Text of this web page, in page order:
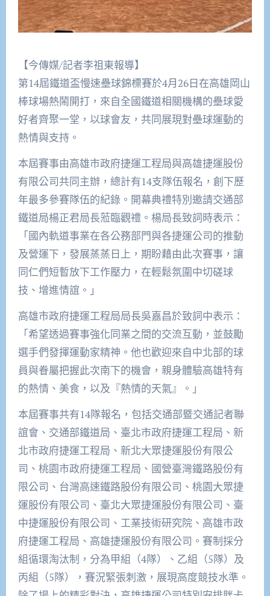
【今傳媒/記者李祖東報導】
第14屆鐵道盃慢速壘球錦標賽於4月26日在高雄岡山
棒球場熱鬧開打，來自全國鐵道相關機構的壘球愛
好者齊聚一堂，以球會友，共同展現對壘球運動的
熱情與支持。
本屆賽事由高雄市政府捷運工程局與高雄捷運股份
有限公司共同主辦，總計有14支隊伍報名，創下歷
年最多參賽隊伍的紀錄。開幕典禮特別邀請交通部
鐵道局楊正君局長蒞臨觀禮。楊局長致詞時表示：
「國內軌道事業在各公務部門與各捷運公司的推動
及營運下，發展蒸蒸日上，期盼藉由此次賽事，讓
同仁們短暫放下工作壓力，在輕鬆氛圍中切磋球
技、增進情誼。」
高雄市政府捷運工程局局長吳嘉昌於致詞中表示：
「希望透過賽事強化同業之間的交流互動，並鼓勵
選手們發揮運動家精神。他也歡迎來自中北部的球
員與眷屬把握此次南下的機會，親身體驗高雄特有
的熱情、美食，以及『熱情的天氣』。」
本屆賽事共有14隊報名，包括交通部暨交通記者聯
誼會、交通部鐵道局、臺北市政府捷運工程局、新
北市政府捷運工程局、新北大眾捷運股份有限公
司、桃園市政府捷運工程局、國營臺灣鐵路股份有
限公司、台灣高速鐵路股份有限公司、桃園大眾捷
運股份有限公司、臺北大眾捷運股份有限公司、臺
中捷運股份有限公司、工業技術研究院、高雄市政
府捷運工程局、高雄捷運股份有限公司。賽制採分
組循環淘汰制，分為甲組（4隊）、乙組（5隊）及
丙組（5隊），賽況緊張刺激，展現高度競技水準。